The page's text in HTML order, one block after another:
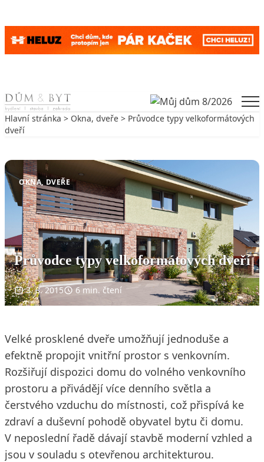
Skip to content
Hlavní stránka > Okna, dveře > Průvodce typy velkoformátových
dveří
OKNA, DVEŘE
Průvodce typy velkoformátových dveří
3. 8. 2015 6 min. čtení
Velké prosklené dveře umožňují jednoduše a
efektně propojit vnitřní prostor s venkovním.
Rozšiřují dispozici domu do volného venkovního
prostoru a přivádějí více denního světla a
čerstvého vzduchu do místnosti, což přispívá ke
zdraví a duševní pohodě obyvatel bytu či domu.
V neposlední řadě dávají stavbě moderní vzhled a
jsou v souladu s otevřenou architekturou.